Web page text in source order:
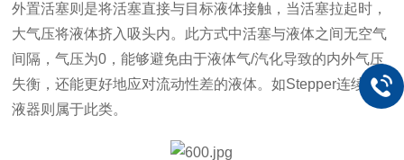
外置活塞则是将活塞直接与目标液体接触，当活塞拉起时，
大气压将液体挤入吸头内。此方式中活塞与液体之间无空气
间隔，气压为0 ，能够避免由于液体气/汽化导致的内外气压
失衡，还能更好地应对流动性差的液体。如Stepper连续分
液器则属于此类。